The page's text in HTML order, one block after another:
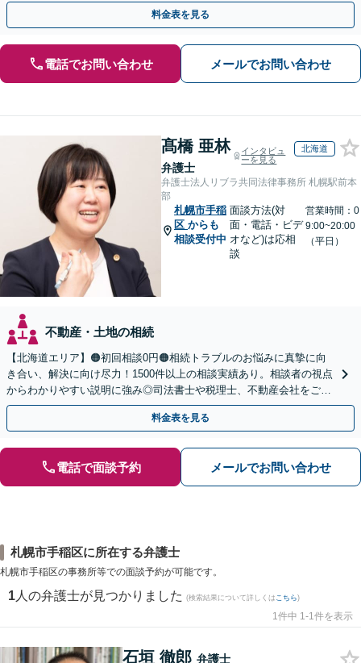
無料】【オンライン相談可能】
料金表を見る
電話でお問い合わせ メールでお問い合わせ
髙橋 亜林
弁護士
インタビュ
ーを見る
北海道
弁護士法人リブラ共同法律事務所 札幌駅前本
部
札幌市手稲
区 からも
相談受付中
面談方法(対
面・電話・ビデ
オなど)は応相
談
営業時間：0
9:00~20:00
（平日）
不動産・土地の相続
【北海道エリア】🟠初回相談0円🟠相続トラブルのお悩みに真摯に向
き合い、解決に向け尽力！1500件以上の相談実績あり。相談者の視点
からわかりやすい説明に強み◎司法書士や税理士、不動産会社をご紹
介し、登記や相続税の申告までワンストップで対応
料金表を見る
電話で面談予約 メールでお問い合わせ
札幌市手稲区に所在する弁護士
札幌市手稲区の事務所等での面談予約が可能です。
1 人の弁護士が見つかりました (検索結果について詳しくは こちら)
1件中 1-1件を表示
石垣 徹郎 弁護士